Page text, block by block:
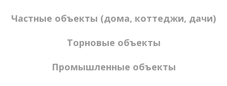
Частные объекты (дома, коттеджи, дачи)
Торновые объекты
Промышленные объекты